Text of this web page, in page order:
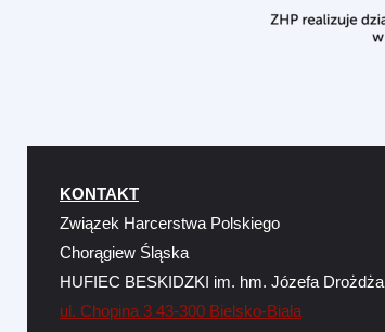
KONTAKT
Związek Harcerstwa Polskiego
Chorągiew Śląska
HUFIEC BESKIDZKI im. hm. Józefa Drożdża
ul. Chopina 3 43-300 Bielsko-Biała